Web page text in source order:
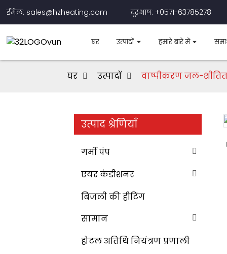
ईमेल: sales@hzheating.com दूरभाष: +0571-63785278
घर उत्पादों हमारे बारे में
घर उत्पादों वाष्पीकरण जल-
उत्पाद श्रेणियाँ
गर्मी पंप
एयर कंडीशनर
बिजली की हीटिंग
सामान
होटल अतिथि नियंत्रण प्रणाली
Loading...
Loading...